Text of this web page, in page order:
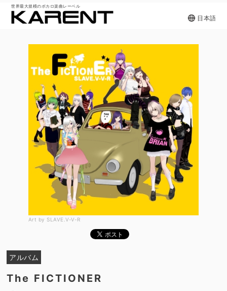
世界最大規模のボカロ楽曲レーベル
日本語
Art by SLAVE.V-V-R
アルバム
The FICTIONER